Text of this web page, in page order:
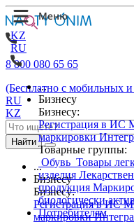
KZ
RU
...
Бизнесу
Бизнесу:
Регистрация в ИС
маркировки
Товарные группы:
Обувь Товары
изделия
продукция
биологически
Потребителям
8 800 080 65 65
(Бесплатно с мобильных
RU
KZ
Найти
...
Бизнесу
Бизнесу:
Регистрация в ИС
маркировки